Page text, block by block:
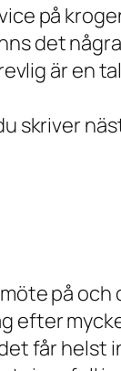
på
det
är en
skriver
på
efter
får helst